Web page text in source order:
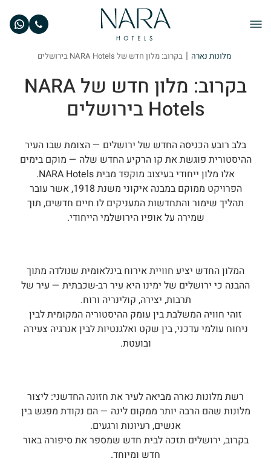
מלונות נארה | בקרוב: מלון חדש של NARA Hotels בירושלים
בקרוב: מלון חדש של NARA
Hotels בירושלים
בלב רובע הכניסה החדש של ירושלים — הצומת שבו העיר
ההיסטורית פוגשת את קו הרקיע החדש שלה — מוקם בימים
אלו מלון ייחודי בעיצוב מוקפד מבית NARA Hotels.
הפרויקט ממוקם במבנה איקוני משנת 1918, אשר עובר
תהליך שימור והתחדשות המעניקים לו חיים חדשים, תוך
שמירה על אופיו הירושלמי הייחודי.
המלון החדש יציע חוויית אירוח בינלאומית שנולדה מתוך
ההבנה כי ירושלים של ימינו היא עיר רב-שכבתית — עיר של
תרבות, יצירה, קולינריה ורוח.
זוהי חוויה המשלבת בין עומק ההיסטוריה המקומית לבין
ניחוח עולמי עדכני, בין שקט ואלגנטיות לבין אנרגיה צעירה
ובועטת.
רשת מלונות נארה מביאה לעיר את חזונה החדשני: ליצור
מלונות שהם הרבה יותר ממקום לינה — הם נקודת מפגש בין
אנשים, רעיונות ורגעים.
בקרוב, ירושלים תזכה לבית חדש שמספר את סיפורה באור
חדש ומיוחד.